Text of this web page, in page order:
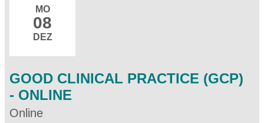
MO
08
DEZ
GOOD CLINICAL PRACTICE (GCP)
- ONLINE
Online